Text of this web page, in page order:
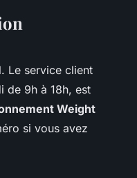
Le service client
de 9h à 18h, est
Weight
si vous avez